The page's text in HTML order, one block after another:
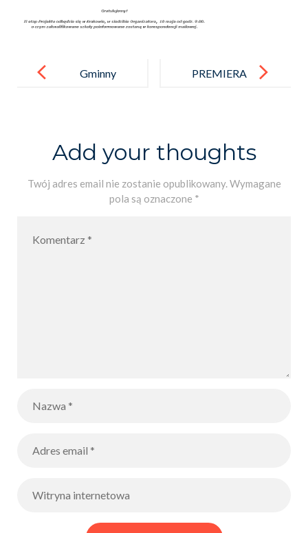
navigation
Gminny
Zjednoczonyc
h Ameryki
PREMIERA
Add your thoughts
Twój adres email nie zostanie opublikowany.Wymagane
pola są oznaczone *